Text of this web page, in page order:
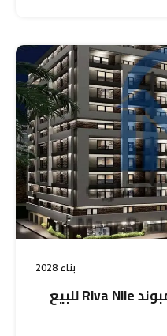
بناء 2028